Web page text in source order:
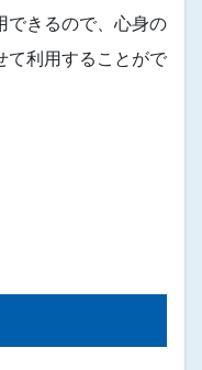
できるので、心身の
て利用することがで